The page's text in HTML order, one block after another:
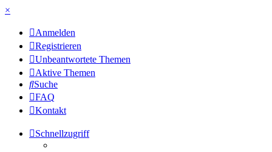
×
Anmelden
Registrieren
Unbeantwortete Themen
Aktive Themen
Suche
FAQ
Kontakt
Schnellzugriff